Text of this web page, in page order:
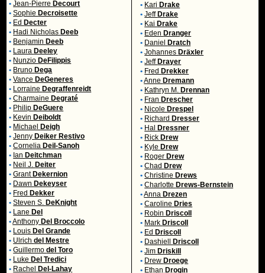
• Jean-Pierre Decourt
• Sophie Decroisette
• Ed Decter
• Hadi Nicholas Deeb
• Benjamin Deeb
• Laura Deeley
• Nunzio DeFilippis
• Bruno Dega
• Vance DeGeneres
• Lorraine Degraffenreidt
• Charmaine Degraté
• Philip DeGuere
• Kevin Deiboldt
• Michael
Deigh
• Jenny Deiker Restivo
• Cornelia Deil-Sanoh
• Ian Deitchman
• Neil J. Deiter
• Grant Dekernion
• Dawn Dekeyser
• Fred Dekker
• Steven S. DeKnight
• Lane Del
•Anthony Del Broccolo
• Louis Del Grande
• Ulrichdel Mestre
• Guillermodel Toro
• Luke Del Tredici
• Rachel
Del-Lahay
• Kari Drake
• Jeff Drake
• Kai Drake
• Eden Dranger
• Daniel
Dratch
• Johannes Dräxler
• Jeff Drayer
• Fred Drekker
•Anne Dremann
• Kathryn M. Drennan
• Fran Drescher
• Nicole Drespel
• Richard Dresser
• Hal Dressner
• Rick Drew
• Kyle Drew
• Roger Drew
• Chad Drew
• Christine Drews
• Charlotte Drews-Bernstein
•Anna Drezen
• Caroline Dries
• Robin Driscoll
• Mark Driscoll
• Ed Driscoll
• Dashiell
Driscoll
• Jim Driskill
• Drew Droege
• Ethan Drogin